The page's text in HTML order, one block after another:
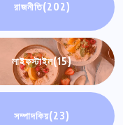
রাজনীতি(202)
লাইফস্টাইল(15)
সম্পাদকিয়(23)